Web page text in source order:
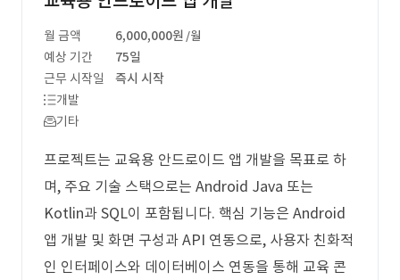
월 금액 6,000,000원 /월
예상 기간
75일
근무 시작일
즉시 시작
개발
기타
프로젝트는 교육용 안드로이드 앱 개발을 목표로 하
며, 주요 기술 스택으로는 Android Java 또는
Kotlin과 SQL이 포함됩니다. 핵심 기능은 Android
앱 개발 및 화면 구성과 API 연동으로, 사용자 친화적
인 인터페이스와 데이터베이스 연동을 통해 교육 콘